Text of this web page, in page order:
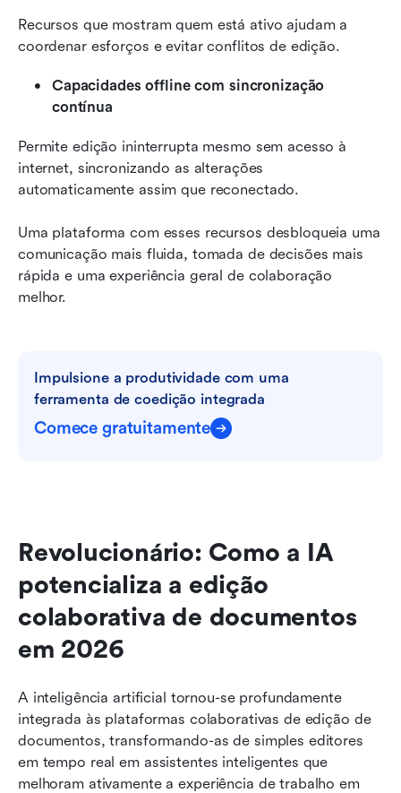
Recursos que mostram quem está ativo ajudam a
coordenar esforços e evitar conflitos de edição.
Capacidades offline com sincronização
contínua
Permite edição ininterrupta mesmo sem acesso à
internet, sincronizando as alterações
automaticamente assim que reconectado.
Uma plataforma com esses recursos desbloqueia uma
comunicação mais fluida, tomada de decisões mais
rápida e uma experiência geral de colaboração
melhor.
Impulsione a produtividade com uma
ferramenta de coedição integrada
Comece gratuitamente
Revolucionário: Como a IA
potencializa a edição
colaborativa de documentos
em 2026
A inteligência artificial tornou-se profundamente
integrada às plataformas colaborativas de edição de
documentos, transformando-as de simples editores
em tempo real em assistentes inteligentes que
melhoram ativamente a experiência de trabalho em